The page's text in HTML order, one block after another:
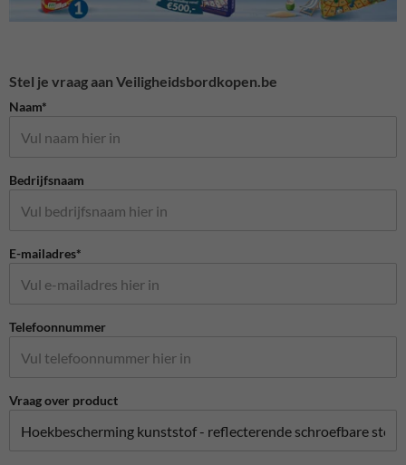
Stel je vraag aan Veiligheidsbordkopen.be
Naam*
Bedrijfsnaam
E-mailadres*
Telefoonnummer
Vraag over product